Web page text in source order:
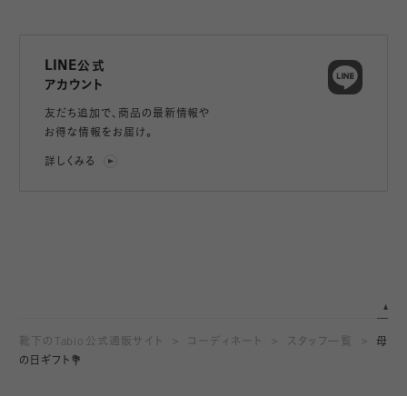
LINE公式
アカウント
友だち追加で、 商品の最新情報や
お得な情報をお届け。
詳しくみる
靴下のTabio公式通販サイト コーディネート スタッフ一覧
母
の日ギフト💐